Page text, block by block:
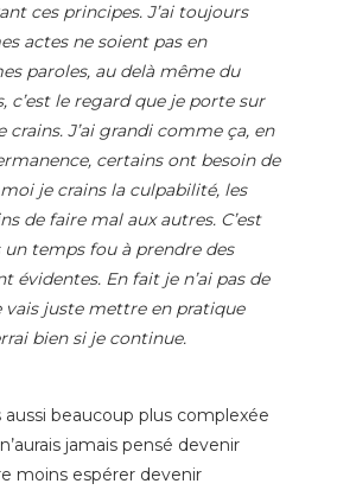
ces principes. J’ai toujours
actes ne soient pas en
paroles, au delà même du
c’est le regard que je porte sur
J’ai grandi comme ça, en
certains ont besoin de
je crains la culpabilité, les
de faire mal aux autres. C’est
temps fou à prendre des
évidentes. En fait je n’ai pas de
vais juste mettre en pratique
bien si je continue.
aussi beaucoup plus complexée
jamais pensé devenir
moins espérer devenir